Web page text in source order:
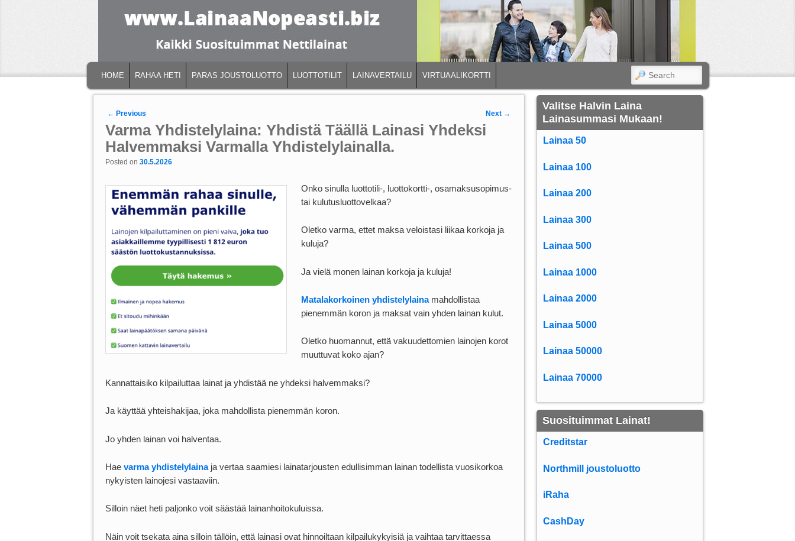
SKIP TO PRIMARY CONTENT
SKIP TO SECONDARY CONTENT
HOME RAHAA HETI PARAS JOUSTOLUOTTO LUOTTOTILIT LAINAVERTAILU VIRTUAALIKORTTI SEARCH
Post navigation
← Previous Next →
Varma Yhdistelylaina: Yhdistä Täällä Lainasi Yhdeksi
Halvemmaksi Varmalla Yhdistelylainalla.
Posted on 30.5.2026
Onko sinulla luottotili-, luottokortti-, osamaksusopimus-
tai kulutusluottovelkaa?
Oletko varma, ettet maksa veloistasi liikaa korkoja ja
kuluja?
Ja vielä monen lainan korkoja ja kuluja!
Matalakorkoinen yhdistelylainamahdollistaa
pienemmän koron ja maksat vain yhden lainan kulut.
Oletko huomannut, että vakuudettomien lainojen korot
muuttuvat koko ajan?
Kannattaisiko kilpailuttaa lainat ja yhdistää ne yhdeksi halvemmaksi?
Ja käyttää yhteishakijaa, joka mahdollista pienemmän koron.
Jo yhden lainan voi halventaa.
Hae varma yhdistelylainaja vertaa saamiesi lainatarjousten edullisimman lainan todellista vuosikorkoa
nykyisten lainojesi vastaaviin.
Silloin näet heti paljonko voit säästää lainanhoitokuluissa.
Näin voit tsekata aina silloin tällöin, että lainasi ovat hinnoiltaan kilpailukykyisiä ja vaihtaa tarvittaessa
Valitse Halvin Laina
Lainasummasi Mukaan!
Lainaa 50
Lainaa 100
Lainaa 200
Lainaa 300
Lainaa 500
Lainaa 1000
Lainaa 2000
Lainaa 5000
Lainaa 50000
Lainaa 70000
Suosituimmat Lainat!
Creditstar
Northmill joustoluotto
iRaha
CashDay